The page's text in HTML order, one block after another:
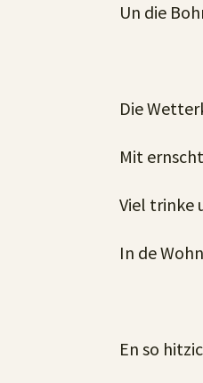
Un die
Die
Mit
Viel trinke
In de
En so